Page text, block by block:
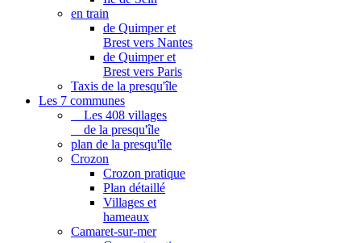
en train
de Quimper et
Brest vers Nantes
de Quimper et
Brest vers Paris
Taxis de la presqu'île
Les 7 communes
Les 408 villages
de la presqu'île
plan de la presqu'île
Crozon
Crozon pratique
Plan détaillé
Villages et
hameaux
Camaret-sur-mer